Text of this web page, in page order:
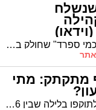
ספר לוח שנה "חכמי ספרד" שחולק בבתי הכנסת בעיר ע"י מכון חכמי ספרד הגיע לאיראן
מתקתק: מתי
שעון חורף ייכנס לתוקפו בלילה שבין 26 ל-27 באוקטובר 2024 (בין מוצ"ש לראשון). בשעה 02:00 יחזרו מחוגי השעון שעה אחת אחורה, כך שנוכל לישון שעה נוספת. שעון החורף יימשך עד המעבר לשעון קיץ ב-28 במרץ 2025.